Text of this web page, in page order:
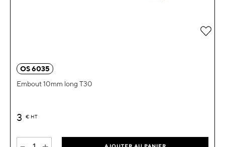
OS 6035
Embout 10mm long T30
3 € HT